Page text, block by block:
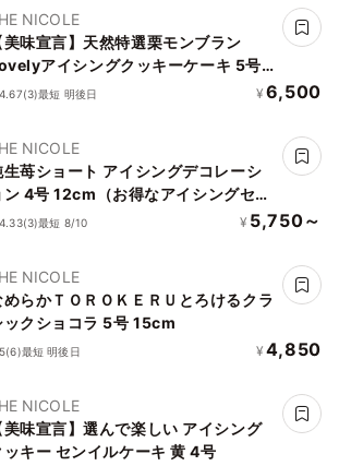
NICOLE
美味宣言】天然特選栗モンブラン
アイシングクッキーケーキ 5号
（お得なアイシングセットです）
4.67(3)最短 明後日 ¥ 6,500
NICOLE
生苺ショート アイシングデコレーシ
ン 4号 12cm（お得なアイシングセッ
です） 飾る楽しさお届けしてます
4.33(3)最短 8/10 ¥ 5,750～
NICOLE
めらかＴＯＲＯＫＥＲＵとろけるクラ
ックショコラ 5号 15cm
5(6)最短 明後日 ¥ 4,850
NICOLE
美味宣言】選んで楽しい アイシング
ッキー センイルケーキ 黄 4号